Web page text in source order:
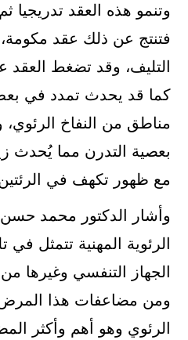
وتنمو هذه العقد تدريجيا
فتنتج عن ذلك عقد
التليف، وقد تضغط العقد
كما قد يحدث تمدد في
مناطق من النفاخ
بعصية التدرن مما يُحدث
مع ظهور تكهف في
وأشار الدكتور محمد
الرئوية المهنية تتمثل
الجهاز التنفسي وغيرها
ومن مضاعفات هذا
الرئوي وهو أهم وأكثر